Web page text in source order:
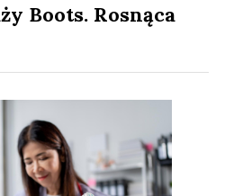
Boots. Rosnąca